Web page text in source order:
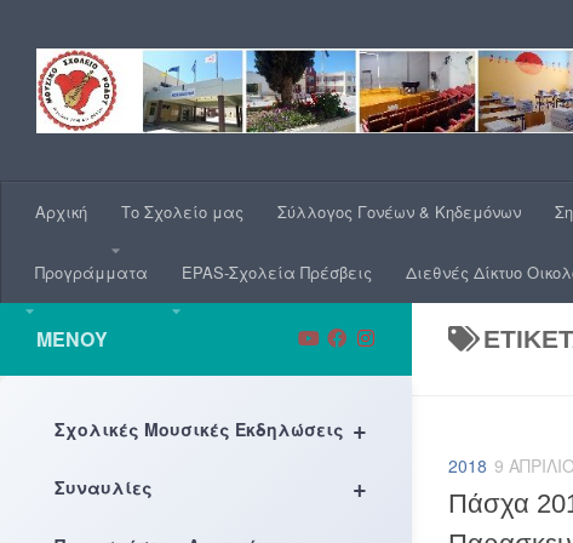
Αρχική Το Σχολείο μας Σύλλογος Γονέων & Κηδεμόνων
Προγράμματα EPAS-Σχολεία Πρέσβεις Διεθνές Δίκτυο
2018 9
Πάσχα
ΜΕΝΟΎ
+
Σχολικές Μουσικές Εκδηλώσεις
+
Συναυλίες